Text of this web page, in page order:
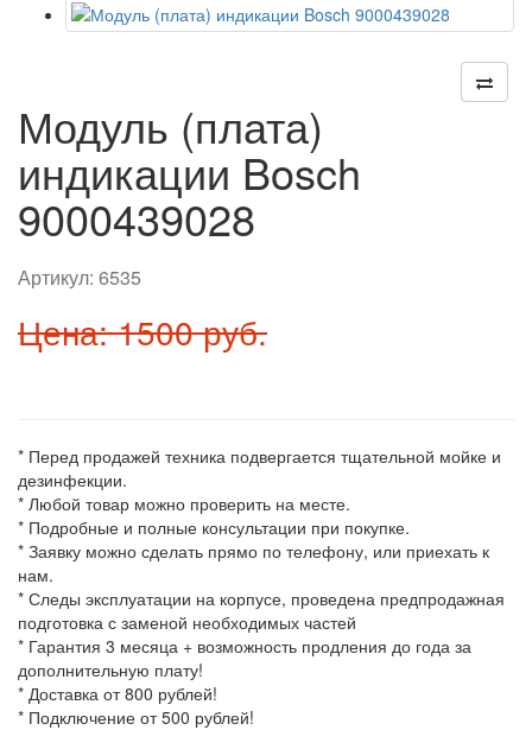
Модуль (плата)
индикации Bosch
9000439028
Артикул: 6535
Цена: 1500 руб.
* Перед продажей техника подвергается тщательной мойке и
дезинфекции.
* Любой товар можно проверить на месте.
* Подробные и полные консультации при покупке.
* Заявку можно сделать прямо по телефону, или приехать к
нам.
* Следы эксплуатации на корпусе, проведена предпродажная
подготовка с заменой необходимых частей
* Гарантия 3 месяца + возможность продления до года за
дополнительную плату!
* Доставка от 800 рублей!
* Подключение от 500 рублей!